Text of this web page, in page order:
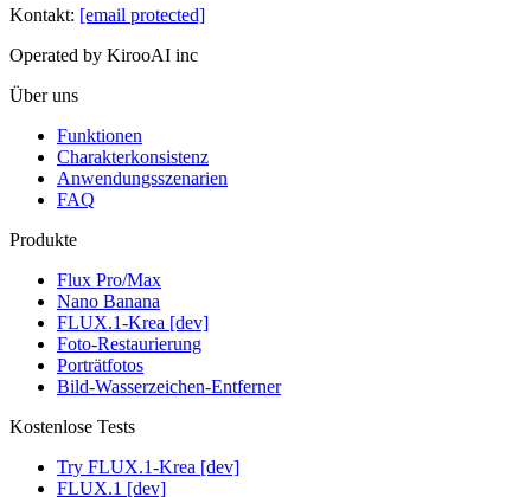
Kontakt: [email protected]
Operated by KirooAI inc
Über uns
Funktionen
Charakterkonsistenz
Anwendungsszenarien
FAQ
Produkte
Flux Pro/Max
Nano Banana
FLUX.1-Krea [dev]
Foto-Restaurierung
Porträtfotos
Bild-Wasserzeichen-Entferner
Kostenlose Tests
Try FLUX.1-Krea [dev]
FLUX.1 [dev]